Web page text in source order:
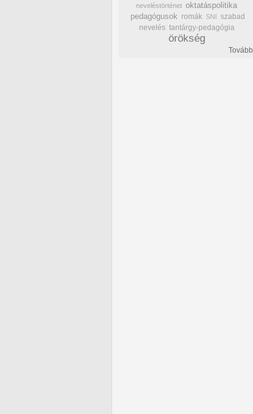
neveléstörténet oktatáspolitika
pedagógusok romák SNI szabad
nevelés tantárgy-pedagógia
örökség
Tovább